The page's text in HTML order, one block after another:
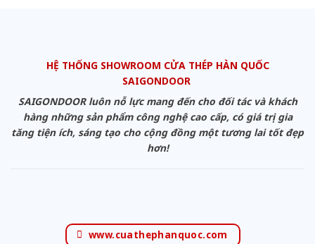
HỆ THỐNG SHOWROOM CỬA THÉP HÀN QUỐC
SAIGONDOOR
SAIGONDOOR luôn nỗ lực mang đến cho đối tác và khách
hàng những sản phẩm công nghệ cao cấp, có giá trị gia
tăng tiện ích, sáng tạo cho cộng đồng một tương lai tốt đẹp
hơn!
www.cuathephanquoc.com